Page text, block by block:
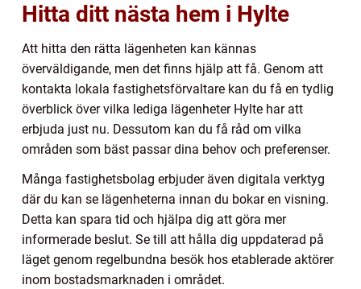
Hitta ditt nästa hem i Hylte
Att hitta den rätta lägenheten kan kännas
överväldigande, men det finns hjälp att få. Genom att
kontakta lokala fastighetsförvaltare kan du få en tydlig
överblick över vilka lediga lägenheter Hylte har att
erbjuda just nu. Dessutom kan du få råd om vilka
områden som bäst passar dina behov och preferenser.
Många fastighetsbolag erbjuder även digitala verktyg
där du kan se lägenheterna innan du bokar en visning.
Detta kan spara tid och hjälpa dig att göra mer
informerade beslut. Se till att hålla dig uppdaterad på
läget genom regelbundna besök hos etablerade aktörer
inom bostadsmarknaden i området.